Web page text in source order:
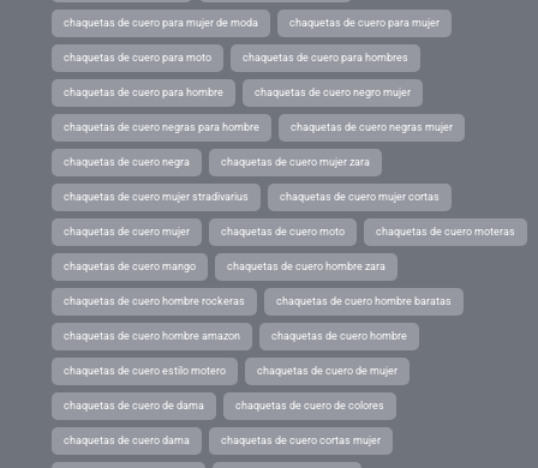
chaquetas de cuero para mujer de moda chaquetas de cuero para mujer
chaquetas de cuero para moto chaquetas de cuero para hombres
chaquetas de cuero para hombre chaquetas de cuero negro mujer
chaquetas de cuero negras para hombre chaquetas de cuero negras mujer
chaquetas de cuero negra chaquetas de cuero mujer zara
chaquetas de cuero mujer stradivarius chaquetas de cuero mujer cortas
chaquetas de cuero mujer chaquetas de cuero moto chaquetas de cuero moteras
chaquetas de cuero mango chaquetas de cuero hombre zara
chaquetas de cuero hombre rockeras chaquetas de cuero hombre baratas
chaquetas de cuero hombre amazon chaquetas de cuero hombre
chaquetas de cuero estilo motero chaquetas de cuero de mujer
chaquetas de cuero de dama chaquetas de cuero de colores
chaquetas de cuero dama chaquetas de cuero cortas mujer